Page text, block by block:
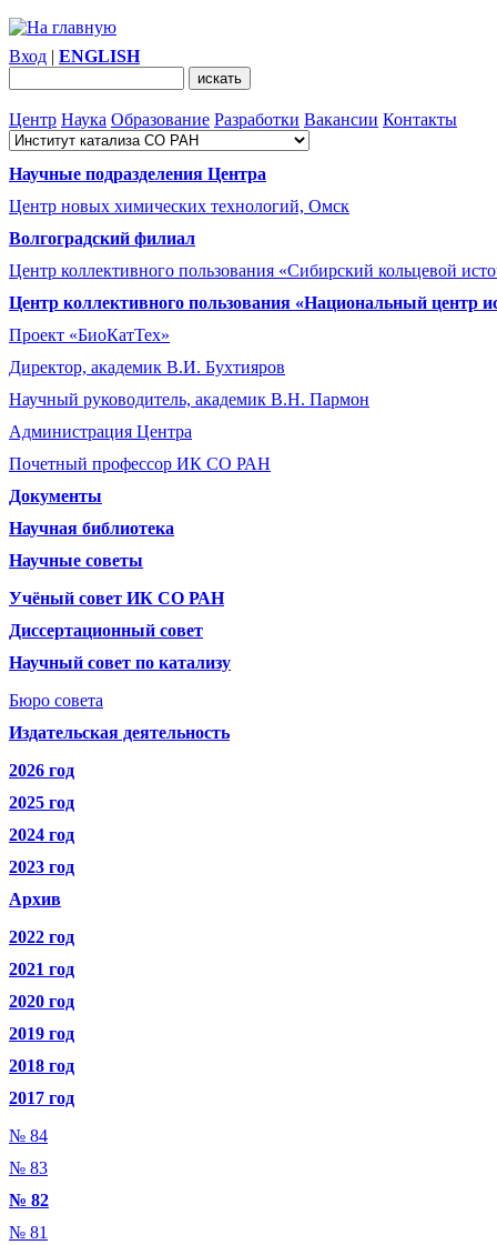
Вход | ENGLISH
Центр Наука Образование Разработки Вакансии Контакты
Научные подразделения Центра
Центр новых химических технологий, Омск
Волгоградский филиал
Центр коллективного пользования «Сибирский кольцевой
Центр коллективного пользования «Национальный центр
Проект «БиоКатТех»
Директор, академик В.И. Бухтияров
Научный руководитель, академик В.Н. Пармон
Администрация Центра
Почетный профессор ИК СО РАН
Документы
Научная библиотека
Научные советы
Учёный совет ИК СО РАН
Диссертационный совет
Научный совет по катализу
Бюро совета
Издательская деятельность
2026 год
2025 год
2024 год
2023 год
Архив
2022 год
2021 год
2020 год
2019 год
2018 год
2017 год
№ 84
№ 83
№ 82
№ 81